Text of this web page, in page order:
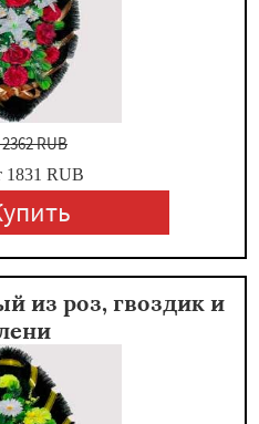
2362 RUB
1831 RUB
из роз, гвоздик и